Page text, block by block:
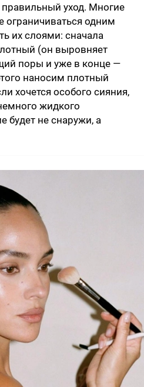
уход. Многие
ограничиваться одним
их слоями: сначала
(он выровняет
поры и уже в конце —
наносим плотный
хочется особого сияния,
жидкого
будет не снаружи, а